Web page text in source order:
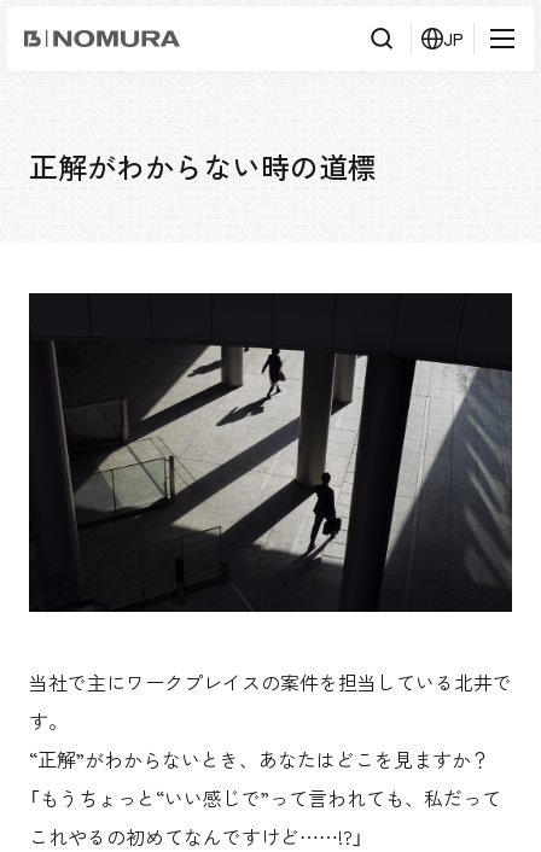
乃
村
工
JP
事業内容
トップメッセージ
ソーシャルグッド
会社概要・アクセス
役員構成・組織図
拠点一覧
グループ会社
実績紹介
実績紹介TOP
アーバン & リテール
ホスピタリティ
コーポレート
採用情報
採用情報TOP
キャリア採用
よくあるご質問
協力会社様専用ページ
正解がわからない時の道標
当社で主にワークプレイスの案件を担当している北井で
す。
“正解”がわからないとき、あなたはどこを見ますか？
「もうちょっと“いい感じで”って言われても、私だって
これやるの初めてなんですけど……!?」